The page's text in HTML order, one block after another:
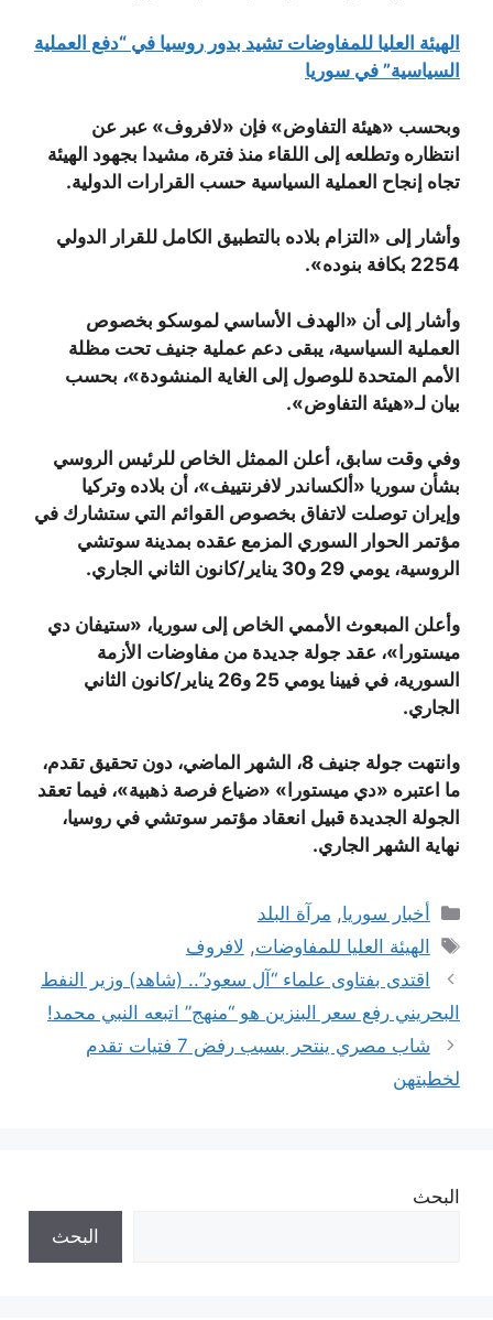
الهيئة العليا للمفاوضات تشيد بدور روسيا في “دفع العملية
السياسية” في سوريا
وبحسب «هيئة التفاوض» فإن «لافروف» عبر عن
انتظاره وتطلعه إلى اللقاء منذ فترة، مشيدا بجهود الهيئة
تجاه إنجاح العملية السياسية حسب القرارات الدولية.
وأشار إلى «التزام بلاده بالتطبيق الكامل للقرار الدولي
2254 بكافة بنوده».
وأشار إلى أن «الهدف الأساسي لموسكو بخصوص
العملية السياسية، يبقى دعم عملية جنيف تحت مظلة
الأمم المتحدة للوصول إلى الغاية المنشودة»، بحسب
بيان لـ«هيئة التفاوض».
وفي وقت سابق، أعلن الممثل الخاص للرئيس الروسي
بشأن سوريا «ألكساندر لافرنتييف»، أن بلاده وتركيا
وإيران توصلت لاتفاق بخصوص القوائم التي ستشارك في
مؤتمر الحوار السوري المزمع عقده بمدينة سوتشي
الروسية، يومي 29 و30 يناير/كانون الثاني الجاري.
وأعلن المبعوث الأممي الخاص إلى سوريا، «ستيفان دي
ميستورا»، عقد جولة جديدة من مفاوضات الأزمة
السورية، في فيينا يومي 25 و26 يناير/كانون الثاني
الجاري.
وانتهت جولة جنيف 8، الشهر الماضي، دون تحقيق تقدم،
ما اعتبره «دي ميستورا» «ضياع فرصة ذهبية»، فيما تعقد
الجولة الجديدة قبيل انعقاد مؤتمر سوتشي في روسيا،
نهاية الشهر الجاري.
التصنيفات
أخبار سوريا, مرآة البلد
الوسوم
الهيئة العليا للمفاوضات, لافروف
اقتدى بفتاوى علماء “آل سعود”.. (شاهد) وزير النفط
البحريني رفع سعر البنزين هو “منهج” اتبعه النبي محمد!
شاب مصري ينتحر بسبب رفض 7 فتيات تقدم
لخطبتهن
البحث
البحث